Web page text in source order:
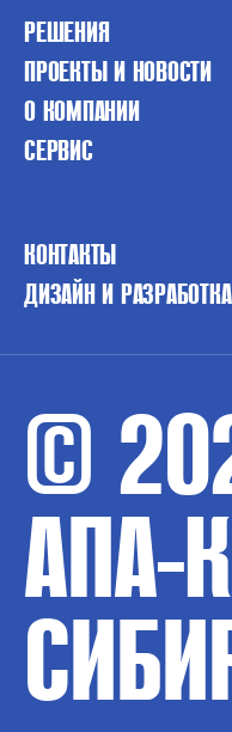
РЕШЕНИЯ
ПРОЕКТЫ И НОВОСТИ
О КОМПАНИИ
СЕРВИС
КОНТАКТЫ
ДИЗАЙН И
©
АПА-